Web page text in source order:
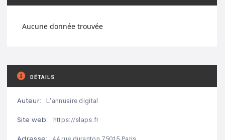
Aucune donnée trouvée
DÉTAILS
Auteur: L'annuaire digital
Site web: https://slaps.fr